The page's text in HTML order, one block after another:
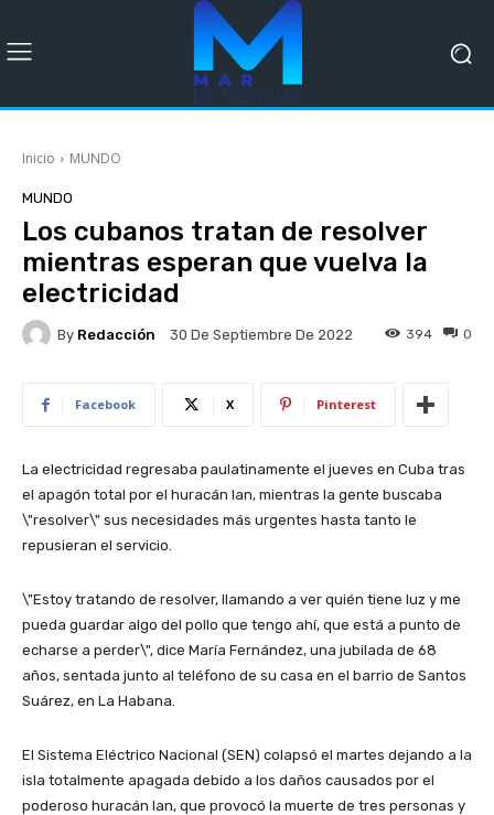
Inicio MUNDO
MUNDO
Los cubanos tratan de resolver
mientras esperan que vuelva la
electricidad
By Redacción 30 De Septiembre De 2022 0
394
Facebook X Pinterest
La electricidad regresaba paulatinamente el jueves en Cuba tras
el apagón total por el huracán Ian, mientras la gente buscaba
\"resolver\" sus necesidades más urgentes hasta tanto le
repusieran el servicio.
\"Estoy tratando de resolver, llamando a ver quién tiene luz y me
pueda guardar algo del pollo que tengo ahí, que está a punto de
echarse a perder\", dice María Fernández, una jubilada de 68
años, sentada junto al teléfono de su casa en el barrio de Santos
Suárez, en La Habana.
El Sistema Eléctrico Nacional (SEN) colapsó el martes dejando a la
isla totalmente apagada debido a los daños causados por el
poderoso huracán Ian, que provocó la muerte de tres personas y